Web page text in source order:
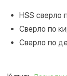
HSS сверло
Сверло по
Сверло по